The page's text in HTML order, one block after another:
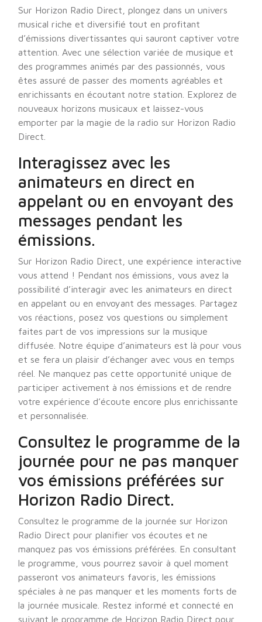
Sur Horizon Radio Direct, plongez dans un univers
musical riche et diversifié tout en profitant
d’émissions divertissantes qui sauront captiver votre
attention. Avec une sélection variée de musique et
des programmes animés par des passionnés, vous
êtes assuré de passer des moments agréables et
enrichissants en écoutant notre station. Explorez de
nouveaux horizons musicaux et laissez-vous
emporter par la magie de la radio sur Horizon Radio
Direct.
Interagissez avec les
animateurs en direct en
appelant ou en envoyant des
messages pendant les
émissions.
Sur Horizon Radio Direct, une expérience interactive
vous attend ! Pendant nos émissions, vous avez la
possibilité d’interagir avec les animateurs en direct
en appelant ou en envoyant des messages. Partagez
vos réactions, posez vos questions ou simplement
faites part de vos impressions sur la musique
diffusée. Notre équipe d’animateurs est là pour vous
et se fera un plaisir d’échanger avec vous en temps
réel. Ne manquez pas cette opportunité unique de
participer activement à nos émissions et de rendre
votre expérience d’écoute encore plus enrichissante
et personnalisée.
Consultez le programme de la
journée pour ne pas manquer
vos émissions préférées sur
Horizon Radio Direct.
Consultez le programme de la journée sur Horizon
Radio Direct pour planifier vos écoutes et ne
manquez pas vos émissions préférées. En consultant
le programme, vous pourrez savoir à quel moment
passeront vos animateurs favoris, les émissions
spéciales à ne pas manquer et les moments forts de
la journée musicale. Restez informé et connecté en
suivant le programme de Horizon Radio Direct pour